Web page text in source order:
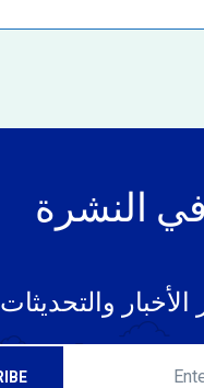
النشرة
والتحديثات